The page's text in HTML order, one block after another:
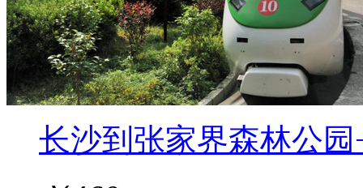
长沙到张家界森林公